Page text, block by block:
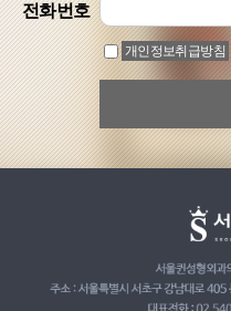
전화번호
개인정보취급방침